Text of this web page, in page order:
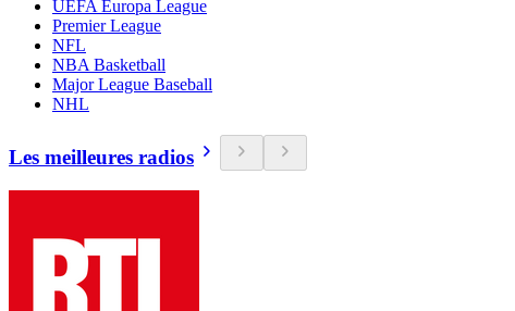
UEFA Europa League
Premier League
NFL
NBA Basketball
Major League Baseball
NHL
Les meilleures radios